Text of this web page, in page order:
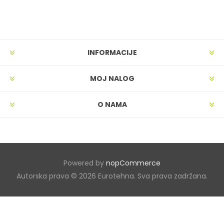
INFORMACIJE
MOJ NALOG
O NAMA
Powered by nopCommerce
Autorska prava © 2026 Eurotehna. Sva prava zadržana.